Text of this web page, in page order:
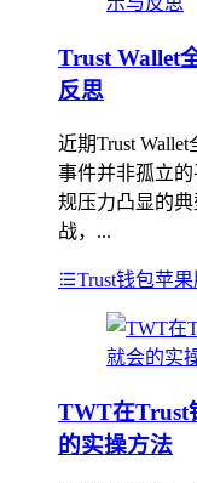
Trust Wallet
反思
近期Trust
事件并非孤立
规压力凸显的
战，...
Trust钱包苹
TWT在Trust
的实操方法